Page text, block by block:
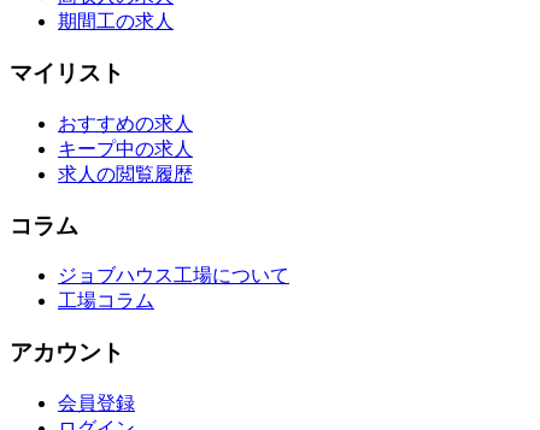
期間工の求人
マイリスト
おすすめの求人
キープ中の求人
求人の閲覧履歴
コラム
ジョブハウス工場について
工場コラム
アカウント
会員登録